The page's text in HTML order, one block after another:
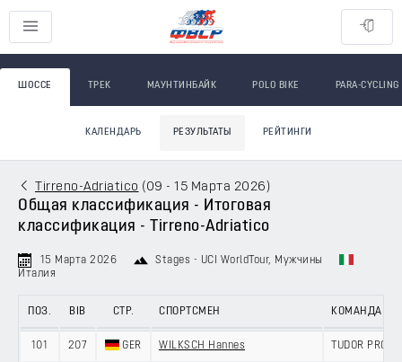
ШОССЕ ТРЕК МАУНТИНБАЙК POLO BIKE PARA-CYCLING
КАЛЕНДАРЬ РЕЗУЛЬТАТЫ РЕЙТИНГИ
Tirreno-Adriatico ( 09 - 15 Марта 2026 )
Общая классификация - Итоговая
классификация - Tirreno-Adriatico
15 Марта 2026 Stages - UCI WorldTour, Мужчины
Италия
ПОЗ. BIB СТР. СПОРТСМЕН КОМАНДА
101 207 GER WILKSCH Hannes TUDOR PRO